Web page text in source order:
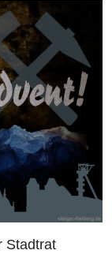
Stadtrat